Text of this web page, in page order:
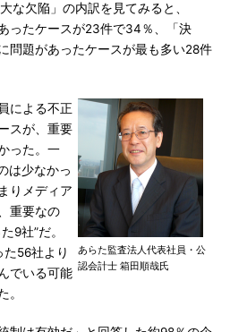
な欠陥」の内訳を見てみると、
ったケースが23件で34％、「決
問題があったケースが最も多い28件
あらた監査法人代表社員・公
認会計士 箱田順哉氏
による不正
スが、重要
った。一
は少なかっ
りメディア
重要なの
9社”だ。
56社より
でいる可能
。